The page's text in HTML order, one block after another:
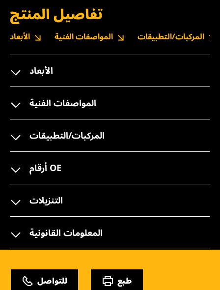
تفاصيل المنتج
الأبعاد المواصفات الفنية المركبات/التطبيقات
الأبعاد
المواصفات الفنية
المركبات/التطبيقات
أرقام OE
التنزيلات
المعلومات القانونية
للتواصل طبع